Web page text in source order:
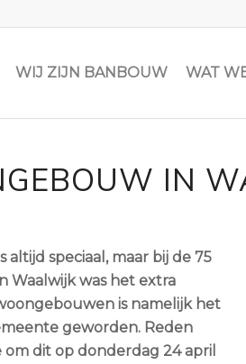
WIJ ZIJN BANBOUW WAT
IN
speciaal, maar bij de 75
Waalwijk was het extra
is namelijk het
geworden. Reden
dit op donderdag 24 april